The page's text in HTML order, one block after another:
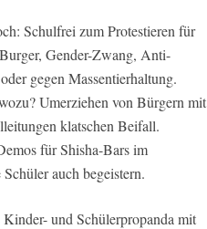
Schulfrei zum Protestieren für
Gender-Zwang, Anti-
gegen Massentierhaltung.
Umerziehen von Bürgern mit
klatschen Beifall.
für Shisha-Bars im
auch begeistern.
und Schülerpropanda mit